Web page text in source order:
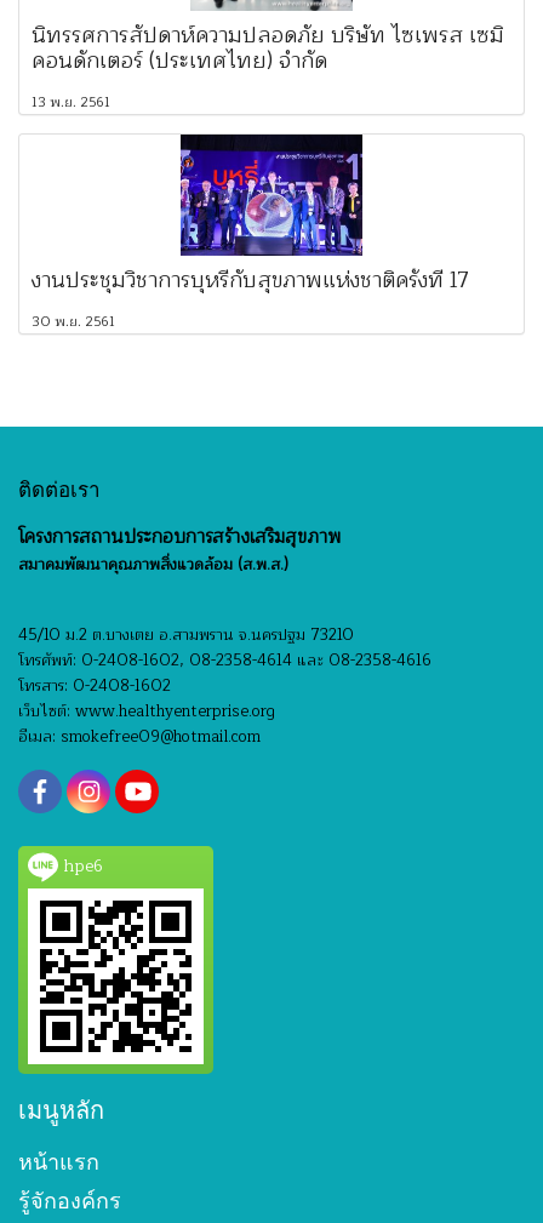
นิทรรศการสัปดาห์ความปลอดภัย บริษัท ไซเพรส เซมิ
คอนดักเตอร์ (ประเทศไทย) จำกัด
13 พ.ย. 2561
งานประชุมวิชาการบุหรี่กับสุขภาพแห่งชาติครั้งที่ 17
30 พ.ย. 2561
ติดต่อเรา
โครงการสถานประกอบการสร้างเสริมสุขภาพ
สมาคมพัฒนาคุณภาพสิ่งแวดล้อม (ส.พ.ส.)
45/10 ม.2 ต.บางเตย อ.สามพราน จ.นครปฐม 73210
โทรศัพท์: 0-2408-1602, 08-2358-4614 และ 08-2358-4616
โทรสาร: 0-2408-1602
เว็บไซต์: www.healthyenterprise.org
อีเมล: smokefree09@hotmail.com
hpe6
เมนูหลัก
หน้าแรก
รู้จักองค์กร